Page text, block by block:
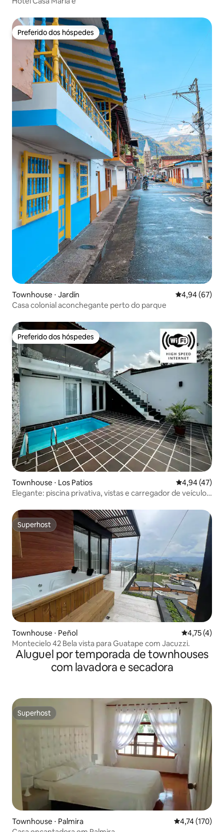
Preferido dos hóspedes
Preferido dos hóspedes
Townhouse ⋅ Jardín 4,94 de uma
4,94 (67)
Casa colonial aconchegante perto do parque
Preferido dos hóspedes
Preferido dos hóspedes
Townhouse ⋅ Los Patios 4,94 de uma
4,94 (47)
Elegante: piscina privativa, vistas e carregador de veículos
Superhost
Superhost
Townhouse ⋅ Peñol 4,75 de
4,75 (4)
Montecielo 42 Bela vista para Guatape com Jacuzzi.
Aluguel por temporada de townhouses
com lavadora e secadora
Superhost
Superhost
Townhouse ⋅ Palmira 4,74 de uma
4,74 (170)